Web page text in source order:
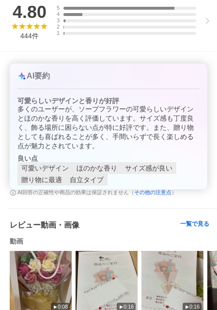
★☆★ 送料について ★☆★
送料無料ではない商品を含む場合は商品合計金額が5500円(税込)
で送料無料となります。
4.80
444件
5
4
3
2
1
AI要約
可愛らしいデザインと香りが好評
多くのユーザーが、ソープフラワーの可愛らしいデザイン
とほのかな香りを高く評価しています。サイズ感も丁度良
く、飾る場所に困らない点が特に好評です。また、贈り物
としても喜ばれることが多く、手間いらずで長く楽しめる
点が魅力とされています。
良い点
可愛いデザイン
ほのかな香り
サイズ感が良い
贈り物に最適
自立タイプ
AI回答の正確性や商品の効果は保証されません（ その他の注意点 ）
レビュー動画・画像 一覧で見る
動画
0:08 0:16 0:16